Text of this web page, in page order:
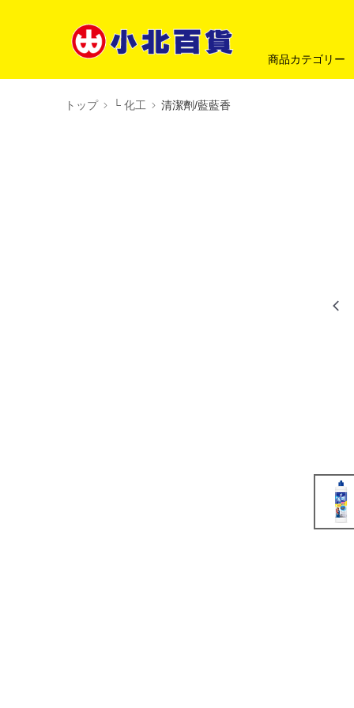
商品カテゴリー
トップ └ 化工 清潔劑/藍藍香